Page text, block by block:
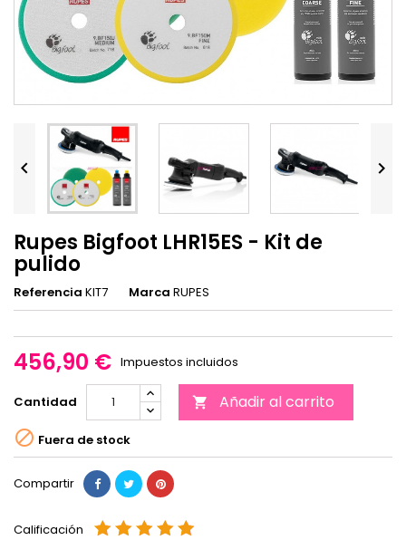
 
Rupes Bigfoot LHR15ES - Kit de
pulido
Referencia KIT7 Marca RUPES
456,90 € Impuestos incluidos
Cantidad  Añadir al carrito
 Fuera de stock
Compartir
Calificación